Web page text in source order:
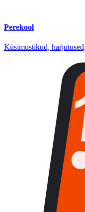
Perekool
Küsimustikud,